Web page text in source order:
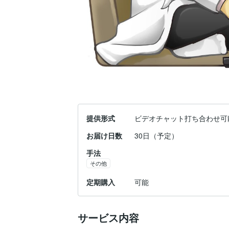
提供形式
ビデオチャット打ち合わせ
お届け日数
30日（予定）
手法
その他
定期購入 可能
サービス内容